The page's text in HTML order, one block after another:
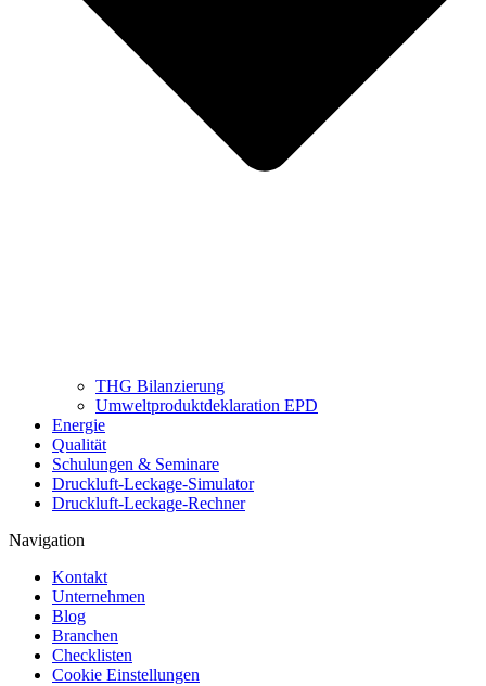
THG Bilanzierung
Umweltproduktdeklaration EPD
Energie
Qualität
Schulungen & Seminare
Druckluft-Leckage-Simulator
Druckluft-Leckage-Rechner
Navigation
Kontakt
Unternehmen
Blog
Branchen
Checklisten
Cookie Einstellungen